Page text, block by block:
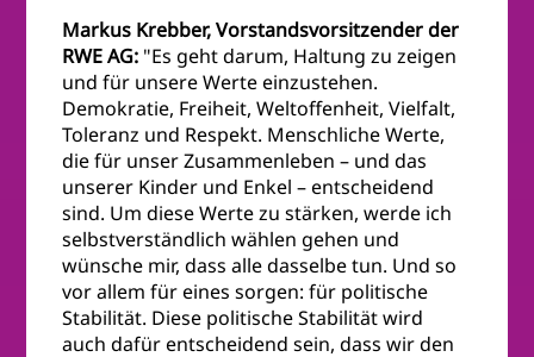
Markus Krebber, Vorstandsvorsitzender der
RWE AG: "Es geht darum, Haltung zu zeigen
und für unsere Werte einzustehen.
Demokratie, Freiheit, Weltoffenheit, Vielfalt,
Toleranz und Respekt. Menschliche Werte,
die für unser Zusammenleben – und das
unserer Kinder und Enkel – entscheidend
sind. Um diese Werte zu stärken, werde ich
selbstverständlich wählen gehen und
wünsche mir, dass alle dasselbe tun. Und so
vor allem für eines sorgen: für politische
Stabilität. Diese politische Stabilität wird
auch dafür entscheidend sein, dass wir den